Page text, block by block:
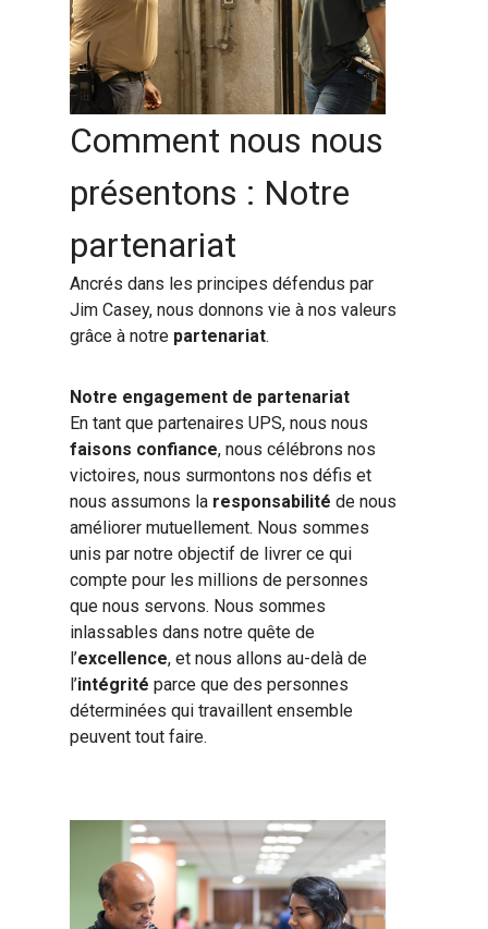
Comment nous nous
présentons : Notre
partenariat
Ancrés dans les principes défendus par
Jim Casey, nous donnons vie à nos valeurs
grâce à notre partenariat.
Notre engagement de partenariat
En tant que partenaires UPS, nous nous
faisons confiance, nous célébrons nos
victoires, nous surmontons nos défis et
nous assumons la responsabilité de nous
améliorer mutuellement. Nous sommes
unis par notre objectif de livrer ce qui
compte pour les millions de personnes
que nous servons. Nous sommes
inlassables dans notre quête de
l’excellence, et nous allons au-delà de
l’intégrité parce que des personnes
déterminées qui travaillent ensemble
peuvent tout faire.